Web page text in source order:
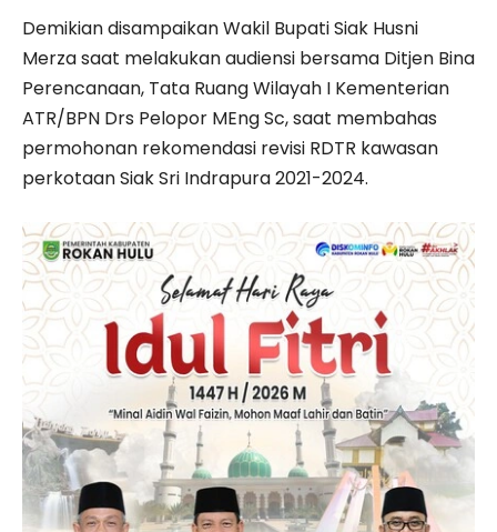
Demikian disampaikan Wakil Bupati Siak Husni
Merza saat melakukan audiensi bersama Ditjen Bina
Perencanaan, Tata Ruang Wilayah I Kementerian
ATR/BPN Drs Pelopor MEng Sc, saat membahas
permohonan rekomendasi revisi RDTR kawasan
perkotaan Siak Sri Indrapura 2021-2024.